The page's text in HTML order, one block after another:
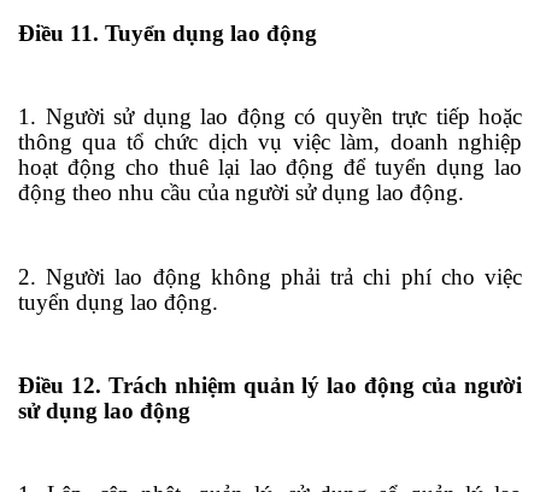
Điều 11. Tuyển dụng lao động
1. Người sử dụng lao động có quyền trực tiếp hoặc
thông qua tổ chức dịch vụ việc làm, doanh nghiệp
hoạt động cho thuê lại lao động để tuyển dụng lao
động theo nhu cầu của người sử dụng lao động.
2. Người lao động không phải trả chi phí cho việc
tuyển dụng lao động.
Điều 12. Trách nhiệm quản lý lao động của người
sử dụng lao động